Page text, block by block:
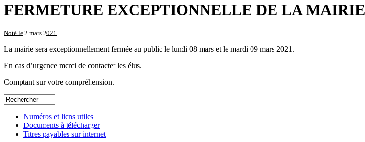
FERMETURE EXCEPTIONNELLE DE LA MAIRIE
Noté le 2 mars 2021
La mairie sera exceptionnellement fermée au public le lundi 08 mars et le mardi 09 mars 2021.
En cas d’urgence merci de contacter les élus.
Comptant sur votre compréhension.
Numéros et liens utiles
Documents à télécharger
Titres payables sur internet